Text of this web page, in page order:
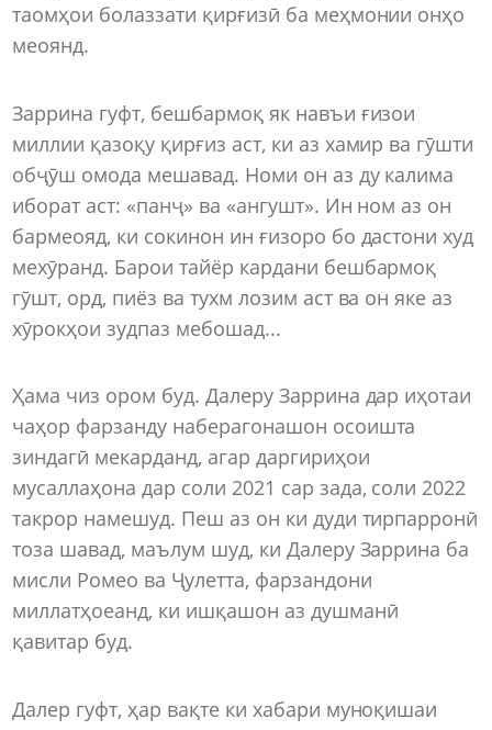
таомҳои болаззати қирғизӣ ба меҳмонии онҳо
меоянд.
Заррина гуфт, бешбармоқ як навъи ғизои
миллии қазоқу қирғиз аст, ки аз хамир ва гӯшти
обҷӯш омода мешавад. Номи он аз ду калима
иборат аст: «панҷ» ва «ангушт». Ин ном аз он
бармеояд, ки сокинон ин ғизоро бо дастони худ
мехӯранд. Барои тайёр кардани бешбармоқ
гӯшт, орд, пиёз ва тухм лозим аст ва он яке аз
хӯрокҳои зудпаз мебошад...
Ҳама чиз ором буд. Далеру Заррина дар иҳотаи
чаҳор фарзанду наберагонашон осоишта
зиндагӣ мекарданд, агар даргириҳои
мусаллаҳона дар соли 2021 сар зада, соли 2022
такрор намешуд. Пеш аз он ки дуди тирпарронӣ
тоза шавад, маълум шуд, ки Далеру Заррина ба
мисли Ромео ва Ҷулетта, фарзандони
миллатҳоеанд, ки ишқашон аз душманӣ
қавитар буд.
Далер гуфт, ҳар вақте ки хабари муноқишаи